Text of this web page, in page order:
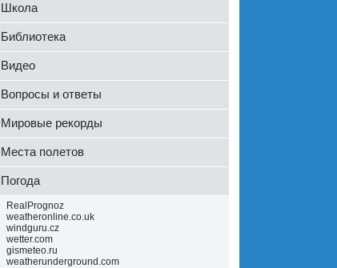
Школа
Библиотека
Видео
Вопросы и ответы
Мировые рекорды
Места полетов
Погода
RealPrognoz
weatheronline.co.uk
windguru.cz
wetter.com
gismeteo.ru
weatherunderground.com